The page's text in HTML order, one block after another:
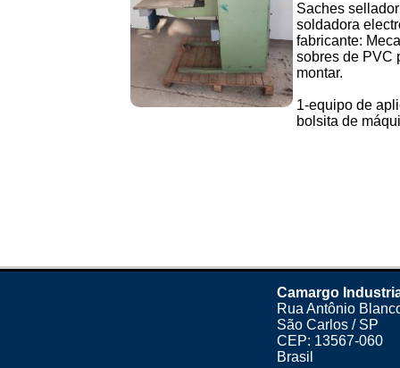
Saches sellador
soldadora
fabricante:
sobres de PVC
montar.
1-equipo de
bolsita de
Camargo
Rua Antônio
São Carlos / SP
CEP: 13567-060
Brasil